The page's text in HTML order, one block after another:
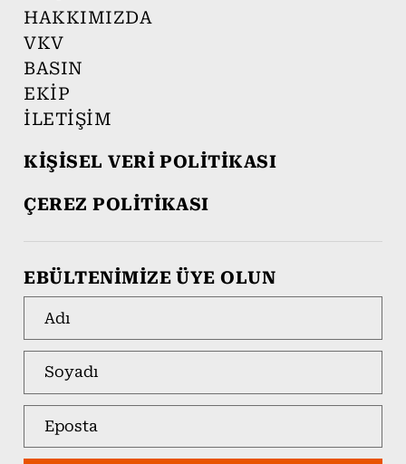
HAKKIMIZDA
VKV
BASIN
EKİP
İLETİŞİM
KİŞİSEL VERİ POLİTİKASI
ÇEREZ POLİTİKASI
EBÜLTENİMİZE ÜYE OLUN